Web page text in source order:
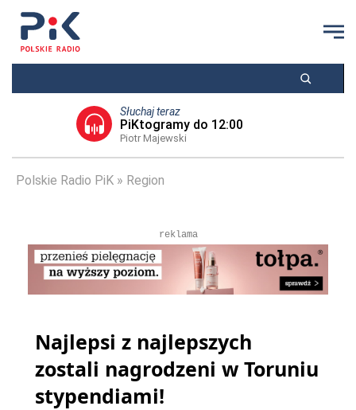
Słuchaj teraz
PiKtogramy do 12:00
Piotr Majewski
Polskie Radio PiK Region
reklama
Najlepsi z najlepszych
zostali nagrodzeni w Toruniu
stypendiami!